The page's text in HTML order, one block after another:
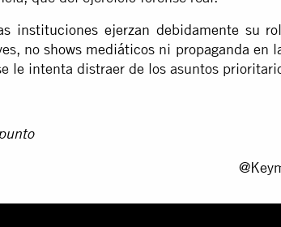
instituciones ejerzan debidamente su rol
noshows mediáticos ni propaganda en
le intenta distraer de los asuntos